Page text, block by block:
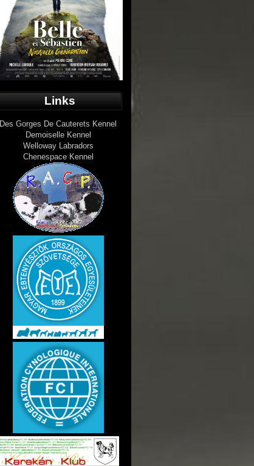
Links
Des Gorges De Cauterets Kennel
Demoiselle Kennel
Welloway Labradors
Chenespace Kennel